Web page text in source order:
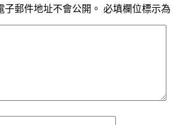
郵件地址不會公開。 必填欄位標示為